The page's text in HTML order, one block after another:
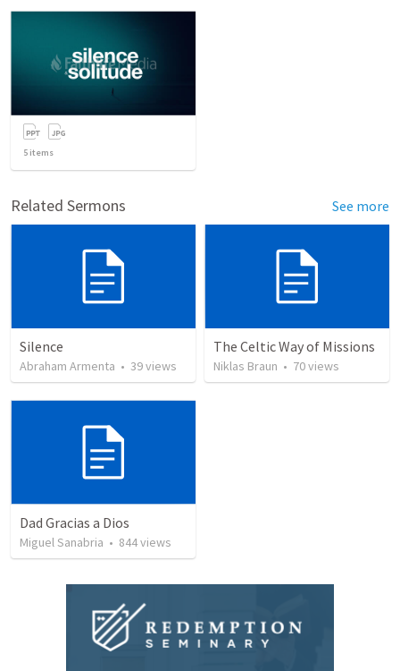
5 items
Related Sermons See more
Silence
Abraham Armenta • 39views
The Celtic Way of Missions
Niklas Braun • 70views
Dad Gracias a Dios
Miguel Sanabria • 844views